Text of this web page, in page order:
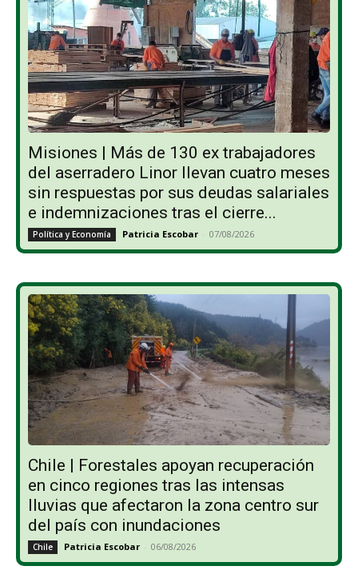
Misiones | Más de 130 ex trabajadores
del aserradero Linor llevan cuatro meses
sin respuestas por sus deudas salariales
e indemnizaciones tras el cierre...
Política y Economía Patricia Escobar - 07/08/2026
Chile | Forestales apoyan recuperación
en cinco regiones tras las intensas
lluvias que afectaron la zona centro sur
del país con inundaciones
Chile Patricia Escobar - 06/08/2026